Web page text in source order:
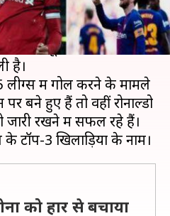
और क्रिस्टियानो रोनाल्डो
नहीं दिला सके, लेकिन इन
गोल्डेन बूट अवार्ड के लिए
है।
लीग्स में गोल करने के मामले
बने हुए हैं तो वहीं रोनाल्डो
जारी रखने में सफल रहे हैं।
को हार से बचाया